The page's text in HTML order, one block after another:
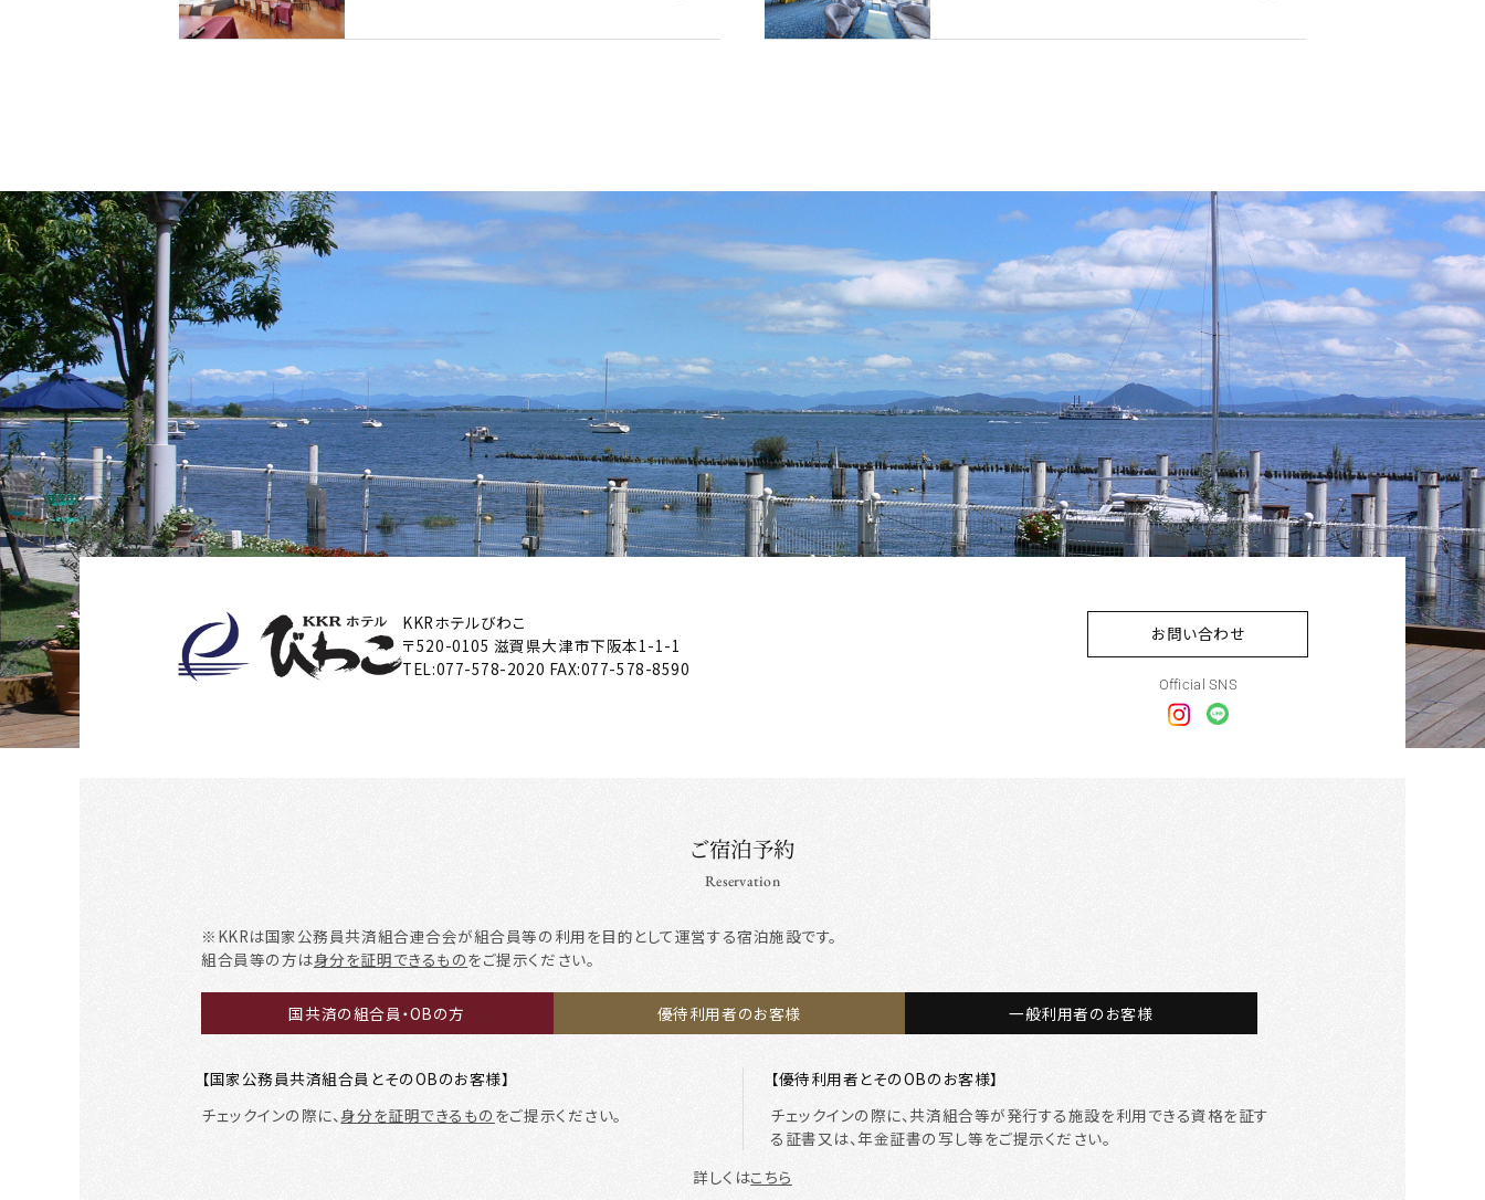
KKRホテルびわこ
〒520-0105 滋賀県大津市下阪本1-1-1
TEL:077-578-2020 FAX:077-578-8590
お問い合わせ
Official SNS
ご宿泊予約
Reservation
※KKRは国家公務員共済組合連合会が組合員等の利用を目的として運営する宿泊施設です。
組合員等の方は身分を証明できるものをご提示ください。
国共済の組合員・OBの方 優待利用者のお客様 一般利用者のお客様
【国家公務員共済組合員とそのOBのお客様】
チェックインの際に、身分を証明できるものをご提示ください。
【優待利用者とそのOBのお客様】
チェックインの際に、共済組合等が発行する施設を利用できる資格を証す
る証書又は、年金証書の写し等をご提示ください。
詳しくはこちら